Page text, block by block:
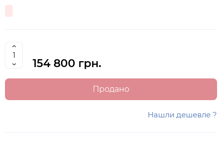
154 800 грн.
Продано
Нашли дешевле ?